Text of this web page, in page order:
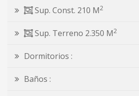
Sup. Const. 210 M2
Sup. Terreno 2.350 M2
Dormitorios :
Baños :